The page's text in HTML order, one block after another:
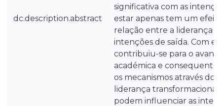
dc.description.abstract
significativa com as
estar apenas tem um
relação entre a liderança
intenções de saída. Com
contribuiu-se para o
académica e
os mecanismos através
liderança
podem influenciar as